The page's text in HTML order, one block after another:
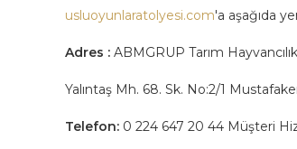
usluoyunlaratolyesi.com'a aşağıda
Adres : ABMGRUP Tarım
Yalıntaş Mh. 68. Sk. No:2/1
Telefon: 0 224 647 20 44 Müşteri